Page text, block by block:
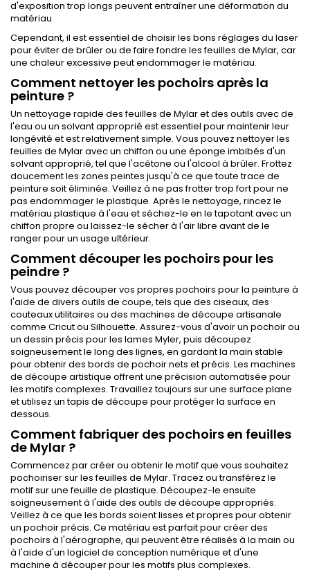
d'exposition trop longs peuvent entraîner une déformation du
matériau.
Cependant, il est essentiel de choisir les bons réglages du laser
pour éviter de brûler ou de faire fondre les feuilles de Mylar, car
une chaleur excessive peut endommager le matériau.
Comment nettoyer les pochoirs après la
peinture ?
Un nettoyage rapide des feuilles de Mylar et des outils avec de
l'eau ou un solvant approprié est essentiel pour maintenir leur
longévité et est relativement simple. Vous pouvez nettoyer les
feuilles de Mylar avec un chiffon ou une éponge imbibés d'un
solvant approprié, tel que l'acétone ou l'alcool à brûler. Frottez
doucement les zones peintes jusqu'à ce que toute trace de
peinture soit éliminée. Veillez à ne pas frotter trop fort pour ne
pas endommager le plastique. Après le nettoyage, rincez le
matériau plastique à l'eau et séchez-le en le tapotant avec un
chiffon propre ou laissez-le sécher à l'air libre avant de le
ranger pour un usage ultérieur.
Comment découper les pochoirs pour les
peindre ?
Vous pouvez découper vos propres pochoirs pour la peinture à
l'aide de divers outils de coupe, tels que des ciseaux, des
couteaux utilitaires ou des machines de découpe artisanale
comme Cricut ou Silhouette. Assurez-vous d'avoir un pochoir ou
un dessin précis pour les lames Myler, puis découpez
soigneusement le long des lignes, en gardant la main stable
pour obtenir des bords de pochoir nets et précis. Les machines
de découpe artistique offrent une précision automatisée pour
les motifs complexes. Travaillez toujours sur une surface plane
et utilisez un tapis de découpe pour protéger la surface en
dessous.
Comment fabriquer des pochoirs en feuilles
de Mylar ?
Commencez par créer ou obtenir le motif que vous souhaitez
pochoiriser sur les feuilles de Mylar. Tracez ou transférez le
motif sur une feuille de plastique. Découpez-le ensuite
soigneusement à l'aide des outils de découpe appropriés.
Veillez à ce que les bords soient lisses et propres pour obtenir
un pochoir précis. Ce matériau est parfait pour créer des
pochoirs à l'aérographe, qui peuvent être réalisés à la main ou
à l'aide d'un logiciel de conception numérique et d'une
machine à découper pour les motifs plus complexes.